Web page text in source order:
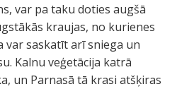
var pa taku doties augšā
kraujas, no kurienes
var saskatīt arī sniega un
Kalnu veģetācija katrā
un Parnasā tā krasi atšķiras